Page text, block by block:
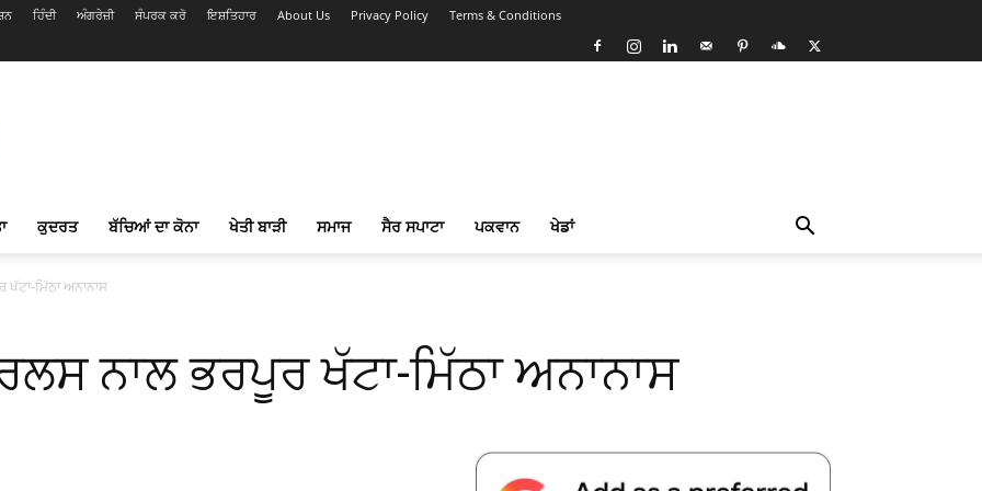
ਹਿੰਦੀ ਅੰਗਰੇਜ਼ੀ ਸੰਪਰਕ ਕਰੋ ਇਸ਼ਤਿਹਾਰ About Us Privacy Policy Terms & Conditions
ਕੁਦਰਤ ਬੱਚਿਆਂ ਦਾ ਕੋਨਾ ਖੇਤੀ ਬਾੜੀ ਸਮਾਜ ਸੈਰ ਸਪਾਟਾ ਪਕਵਾਨ ਖੇਡਾਂ
ਖੱਟਾ-ਮਿੱਠਾ ਅਨਾਨਾਸ
ਨਾਲ ਭਰਪੂਰ ਖੱਟਾ-ਮਿੱਠਾ ਅਨਾਨਾਸ